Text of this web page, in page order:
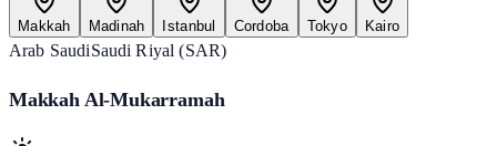
Makkah Madinah Istanbul Cordoba Tokyo Kairo
Arab SaudiSaudi Riyal (SAR)
Makkah Al-Mukarramah